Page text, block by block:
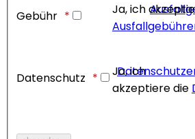
Gebühr
Ja, ich
Datenschutz
Ja, ich
akzeptiere die